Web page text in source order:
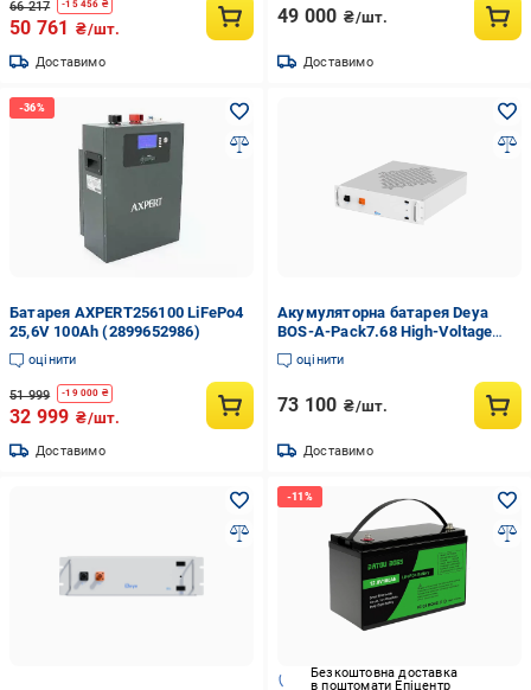
66 217 -15 456 ₴
50 761 ₴/шт.
Доставимо
49 000 ₴/шт.
Доставимо
Батарея AXPERT256100 LiFePo4
25,6V 100Ah (2899652986)
оцінити
51 999 -19 000 ₴
32 999 ₴/шт.
Доставимо
Акумуляторна батарея Deya
BOS-A-Pack7.68 High-Voltage
LiFePo4 384 V 200 Ah 768 kWh
оцінити
73 100 ₴/шт.
Доставимо
Безкоштовна доставка
в поштомати Епіцентр